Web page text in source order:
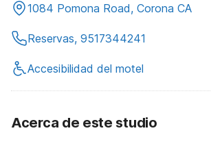
1084 Pomona Road, Corona CA
Reservas, 9517344241
Accesibilidad del motel
Acerca de este studio